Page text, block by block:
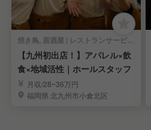
焼き鳥, 居酒屋 | レストランサービス・ホールスタッフ
【九州初出店！】アパレル×飲
食×地域活性｜ホールスタッフ
月収/28~36万円
福岡県 北九州市小倉北区